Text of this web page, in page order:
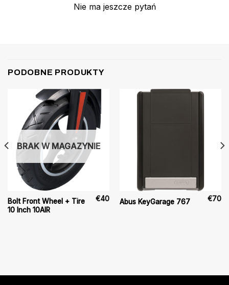
Nie ma jeszcze pytań
PODOBNE PRODUKTY
BRAK W MAGAZYNIE
Bolt Front Wheel + Tire
10 Inch 10AIR
€40 Abus KeyGarage 767 €70